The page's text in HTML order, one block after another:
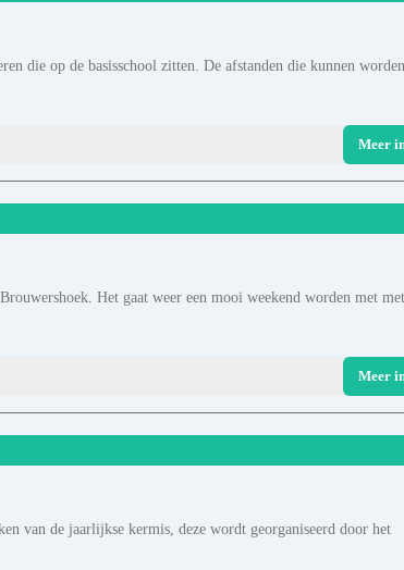
die op de basisschool zitten. De afstanden die kunnen worden
Meer
Het gaat weer een mooi weekend worden met met
Meer
van de jaarlijkse kermis, deze wordt georganiseerd door het